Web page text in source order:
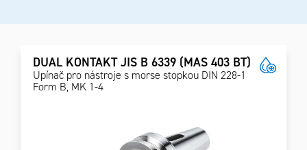
DUAL KONTAKT JIS B 6339 (MAS 403 BT)
Upínač pro nástroje s morse stopkou DIN 228-1
Form B, MK 1-4